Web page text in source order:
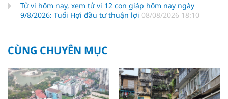
Tử vi hôm nay, xem tử vi 12 con giáp hôm nay ngày
9/8/2026: Tuổi Hợi đầu tư thuận lợi 08/08/2026 18:10
CÙNG CHUYÊN MỤC